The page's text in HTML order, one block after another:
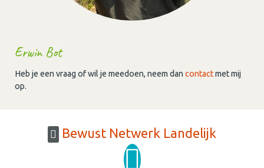
Erwin Bot
Heb je een vraag of wil je meedoen, neem dancontactmet mij
op.
Bewust Netwerk Landelijk